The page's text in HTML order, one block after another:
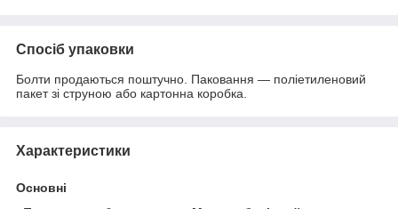
Спосіб упаковки
Болти продаються поштучно. Паковання — поліетиленовий
пакет зі струною або картонна коробка.
Характеристики
Основні